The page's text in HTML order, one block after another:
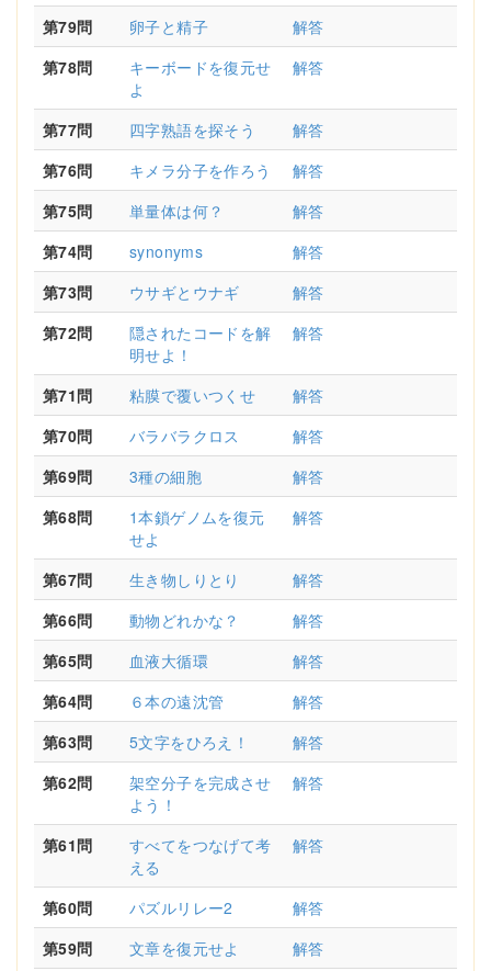
第79問 卵子と精子
解答
第78問
キーボードを復元せ
よ
解答
第77問 四字熟語を探そう
解答
第76問
キメラ分子を作ろう
解答
第75問
単量体は何？
解答
第74問
synonyms
解答
第73問
ウサギとウナギ
解答
第72問
隠されたコードを解
明せよ！
解答
第71問 粘膜で覆いつくせ
解答
第70問
バラバラクロス
解答
第69問
3種の細胞
解答
第68問
1本鎖ゲノムを復元
せよ
解答
第67問 生き物しりとり
解答
第66問
動物どれかな？
解答
第65問
血液大循環
解答
第64問
６本の遠沈管
解答
第63問
5文字をひろえ！
解答
第62問
架空分子を完成させ
よう！
解答
第61問
すべてをつなげて考
える
解答
第60問 パズルリレー2
解答
第59問
文章を復元せよ
解答